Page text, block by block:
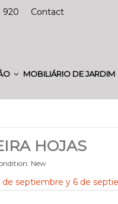
920 Contact
MOBILIÁRIO DE JARDIM
HOJAS
New
de septiembre y 6 de